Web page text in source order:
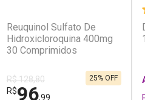
Reuquinol Sulfato De
Hidroxicloroquina 400mg
30 Comprimidos
R$ 128,80
R$96,99
25% OFF